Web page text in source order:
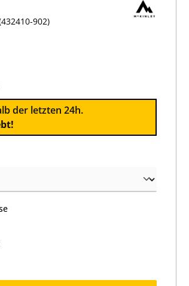
902)
der letzten 24h.